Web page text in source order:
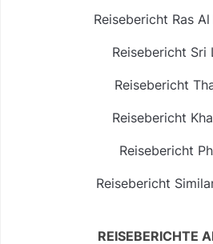
Reisebericht Ras
Reisebericht Sri
Reisebericht
Reisebericht
Reisebericht
Reisebericht
REISEBERICHTE